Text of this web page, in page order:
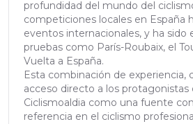
profundidad del mundo del
competiciones locales en España
eventos internacionales, y ha sido
pruebas como París-Roubaix, el
Vuelta a España.
Esta combinación de experiencia,
acceso directo a los protagonistas
Ciclismoaldia como una fuente
referencia en el ciclismo